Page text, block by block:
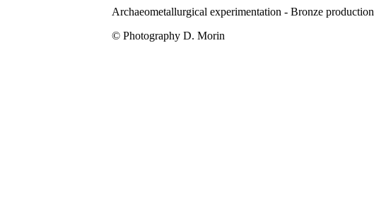
Archaeometallurgical experimentation - Bronze production
© Photography D. Morin